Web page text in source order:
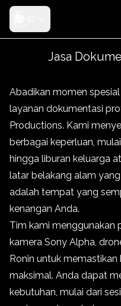
Jasa
Abadikan momen
layanan dokumentasi
Productions. Kami
berbagai keperluan,
hingga liburan keluarga
latar belakang alam
adalah tempat yang
kenangan Anda.
Tim kami menggunakan
kamera Sony Alpha,
Ronin untuk
maksimal. Anda dapat
kebutuhan, mulai dari